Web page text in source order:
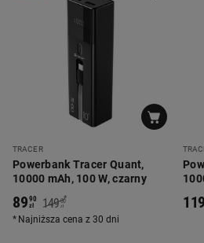
TRACER
Powerbank Tracer Quant,
10000 mAh, 100 W, czarny
8990
zł 149 00
zł
*
Najniższa cena z 30 dni
119